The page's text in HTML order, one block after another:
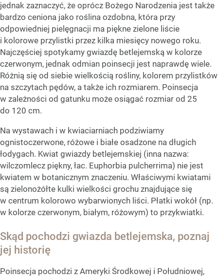
jednak zaznaczyć, że oprócz Bożego Narodzenia jest także
bardzo ceniona jako roślina ozdobna, która przy
odpowiedniej pielęgnacji ma piękne zielone liście
i kolorowe przylistki przez kilka miesięcy nowego roku.
Najczęściej spotykamy gwiazdę betlejemską w kolorze
czerwonym, jednak odmian poinsecji jest naprawdę wiele.
Różnią się od siebie wielkością rośliny, kolorem przylistków
na szczytach pędów, a także ich rozmiarem. Poinsecja
w zależności od gatunku może osiągać rozmiar od 25
do 120 cm.
Na wystawach i w kwiaciarniach podziwiamy
ognistoczerwone, różowe i białe osadzone na długich
łodygach. Kwiat gwiazdy betlejemskiej (inna nazwa:
wilczomlecz piękny, łac. Euphorbia pulcherrima) nie jest
kwiatem w botanicznym znaczeniu. Właściwymi kwiatami
są zielonożółte kulki wielkości grochu znajdujące się
w centrum kolorowo wybarwionych liści. Płatki wokół (np.
w kolorze czerwonym, białym, różowym) to przykwiatki.
Skąd pochodzi gwiazda betlejemska, poznaj
jej historię
Poinsecja pochodzi z Ameryki Środkowej i Południowej,